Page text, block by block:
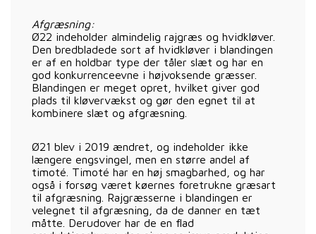
Afgræsning:
Ø22 indeholder almindelig rajgræs og hvidkløver.
Den bredbladede sort af hvidkløver i blandingen
er af en holdbar type der tåler slæt og har en
god konkurrenceevne i højvoksende græsser.
Blandingen er meget opret, hvilket giver god
plads til kløvervækst og gør den egnet til at
kombinere slæt og afgræsning.
Ø21 blev i 2019 ændret, og indeholder ikke
længere engsvingel, men en større andel af
timoté. Timoté har en høj smagbarhed, og har
også i forsøg været køernes foretrukne græsart
til afgræsning. Rajgræsserne i blandingen er
velegnet til afgræsning, da de danner en tæt
måtte. Derudover har de en flad